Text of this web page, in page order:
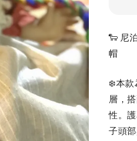
🐑 尼
帽
❄️本款
層，
性。
子頭